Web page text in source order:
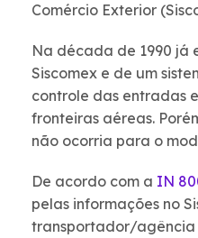
Comércio Exterior
Na década de 1990 já
Siscomex e de um
controle das entradas
fronteiras aéreas.
não ocorria para o
De acordo com a IN
pelas informações no
transportador/